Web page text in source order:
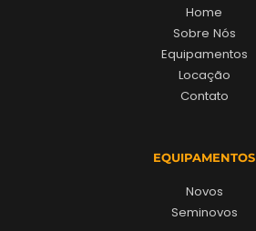
Home
Sobre Nós
Equipamentos
Locação
Contato
EQUIPAMENTOS
Novos
Seminovos